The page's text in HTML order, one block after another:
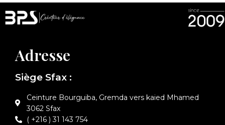
Adresse
Siège Sfax :
Ceinture Bourguiba, Gremda vers kaied Mhamed
3062 Sfax
( +216 ) 31 143 754